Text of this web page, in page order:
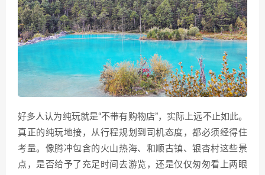
好多人认为纯玩就是“不带有购物店”，实际上远不止如此。
真正的纯玩地接，从行程规划到司机态度，都必须经得住
考量。像腾冲包含的火山热海、和顺古镇、银杏村这些景
点，是否给予了充足时间去游览，还是仅仅匆匆看上两眼